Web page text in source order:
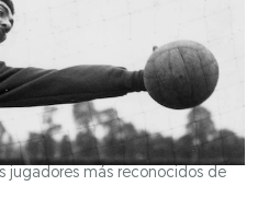
jugadores más reconocidos de